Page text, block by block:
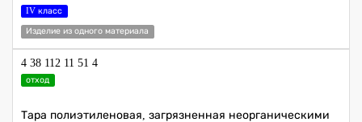
IV класс
Изделие из одного материала
4 38 112 11 51 4
отход
Тара полиэтиленовая, загрязненная неорганическими